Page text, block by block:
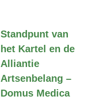
Standpunt van
het Kartel en de
Alliantie
Artsenbelang –
Domus Medica